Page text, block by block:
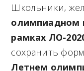
Школьники,
олимпиадном
рамках ЛО-
сохранить
Летнем